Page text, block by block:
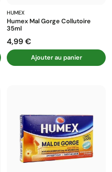
HUMEX
Humex Mal Gorge Collutoire
35ml
Prix
4,99 €
Ajouter au panier